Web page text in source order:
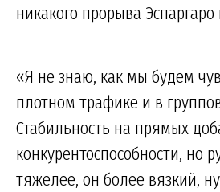
никакого прорыва
«Я не знаю, как мы будем
плотном трафике и в
Стабильность на прямых
конкурентоспособности, но
тяжелее, он более вязкий,